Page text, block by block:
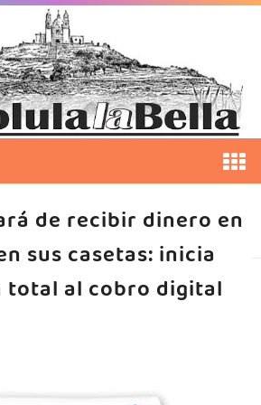
de recibir dinero en
sus casetas: inicia
al cobro digital